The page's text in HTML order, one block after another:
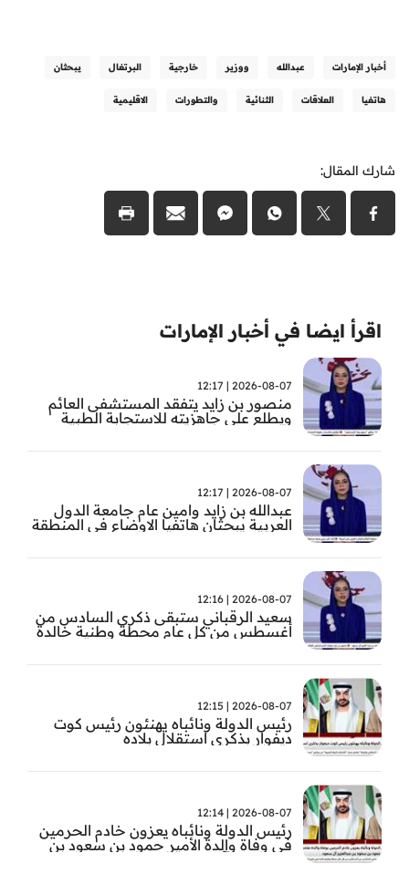
أخبار الإمارات عبدالله ووزير خارجية البرتغال يبحثان
هاتفيا العلاقات الثنائية والتطورات الاقليمية
شارك المقال:
اقرأ ايضا في أخبار الإمارات
2026-08-07 | 12:17
منصور بن زايد يتفقد المستشفى العائم
ويطلع على جاهزيته للاستجابة الطبية
2026-08-07 | 12:17
عبدالله بن زايد وامين عام جامعة الدول
العربية يبحثان هاتفيا الاوضاع في المنطقة
2026-08-07 | 12:16
سعيد الرقباني ستبقى ذكرى السادس من
أغسطس من كل عام محطة وطنية خالدة
الوالد المؤسس
2026-08-07 | 12:15
رئيس الدولة ونائباه يهنئون رئيس كوت
ديفوار بذكرى استقلال بلاده
2026-08-07 | 12:14
رئيس الدولة ونائباه يعزون خادم الحرمين
في وفاة والدة الأمير حمود بن سعود بن